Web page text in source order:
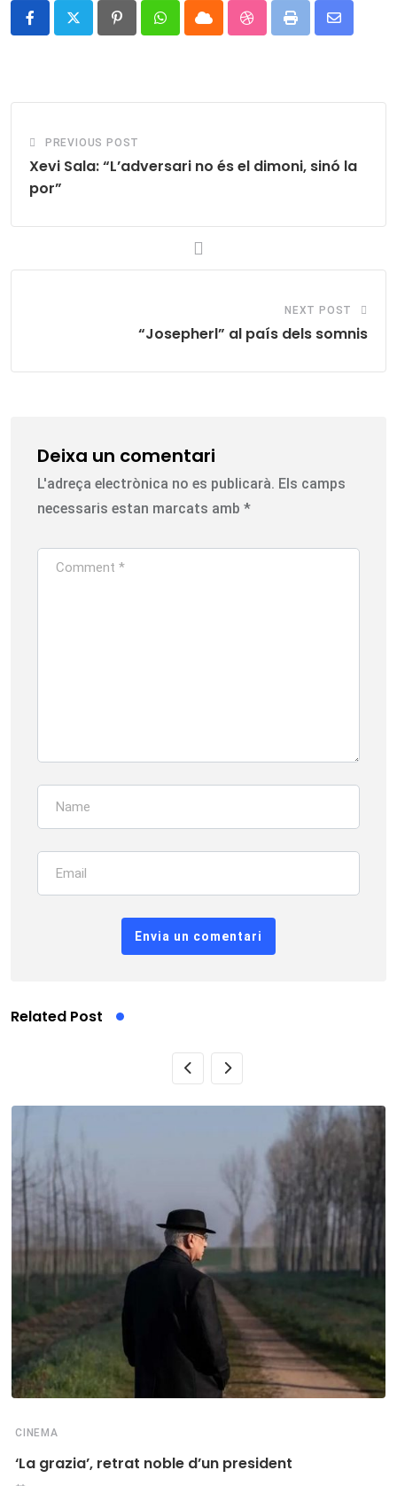
PinterestWhatsappCloud StumbleUpon
Print
Share
PREVIOUS POST
Xevi Sala: “L’adversari no és el dimoni, sinó la
por”
NEXT POST
“Josepherl” al país dels somnis
Deixa un comentari
L'adreça electrònica no es publicarà. Els camps
necessaris estan marcats amb *
Related Post
CINEMA
‘La grazia’, retrat noble d’un president